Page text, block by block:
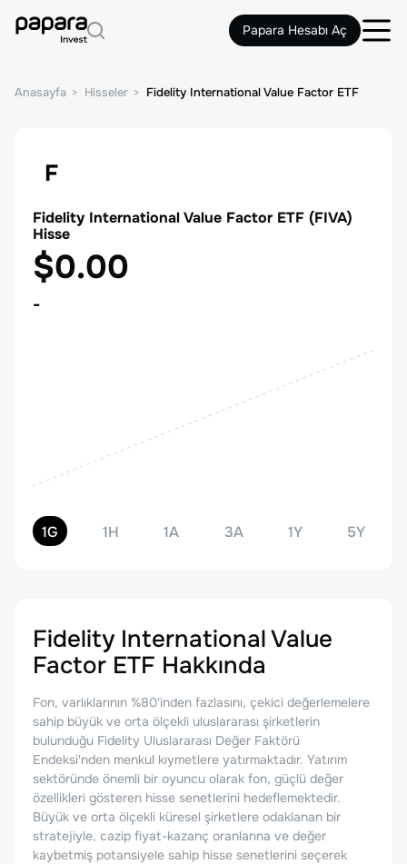
Papara Hesabı Aç
Anasayfa Hisseler Fidelity International Value Factor ETF
F
Fidelity International Value Factor ETF (FIVA)
Hisse
$0.00
-
1G 1H 1A 3A 1Y 5Y
Fidelity International Value
Factor ETF Hakkında
Fon, varlıklarının %80'inden fazlasını, çekici değerlemelere
sahip büyük ve orta ölçekli uluslararası şirketlerin
bulunduğu Fidelity Uluslararası Değer Faktörü
Endeksi'nden menkul kıymetlere yatırmaktadır. Yatırım
sektöründe önemli bir oyuncu olarak fon, güçlü değer
özellikleri gösteren hisse senetlerini hedeflemektedir.
Büyük ve orta ölçekli küresel şirketlere odaklanan bir
stratejiyle, cazip fiyat-kazanç oranlarına ve değer
kaybetmiş potansiyele sahip hisse senetlerini seçerek